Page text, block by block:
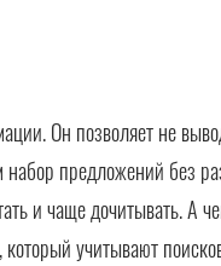
Он позволяет не
набор предложений без
и чаще дочитывать.
учитывают